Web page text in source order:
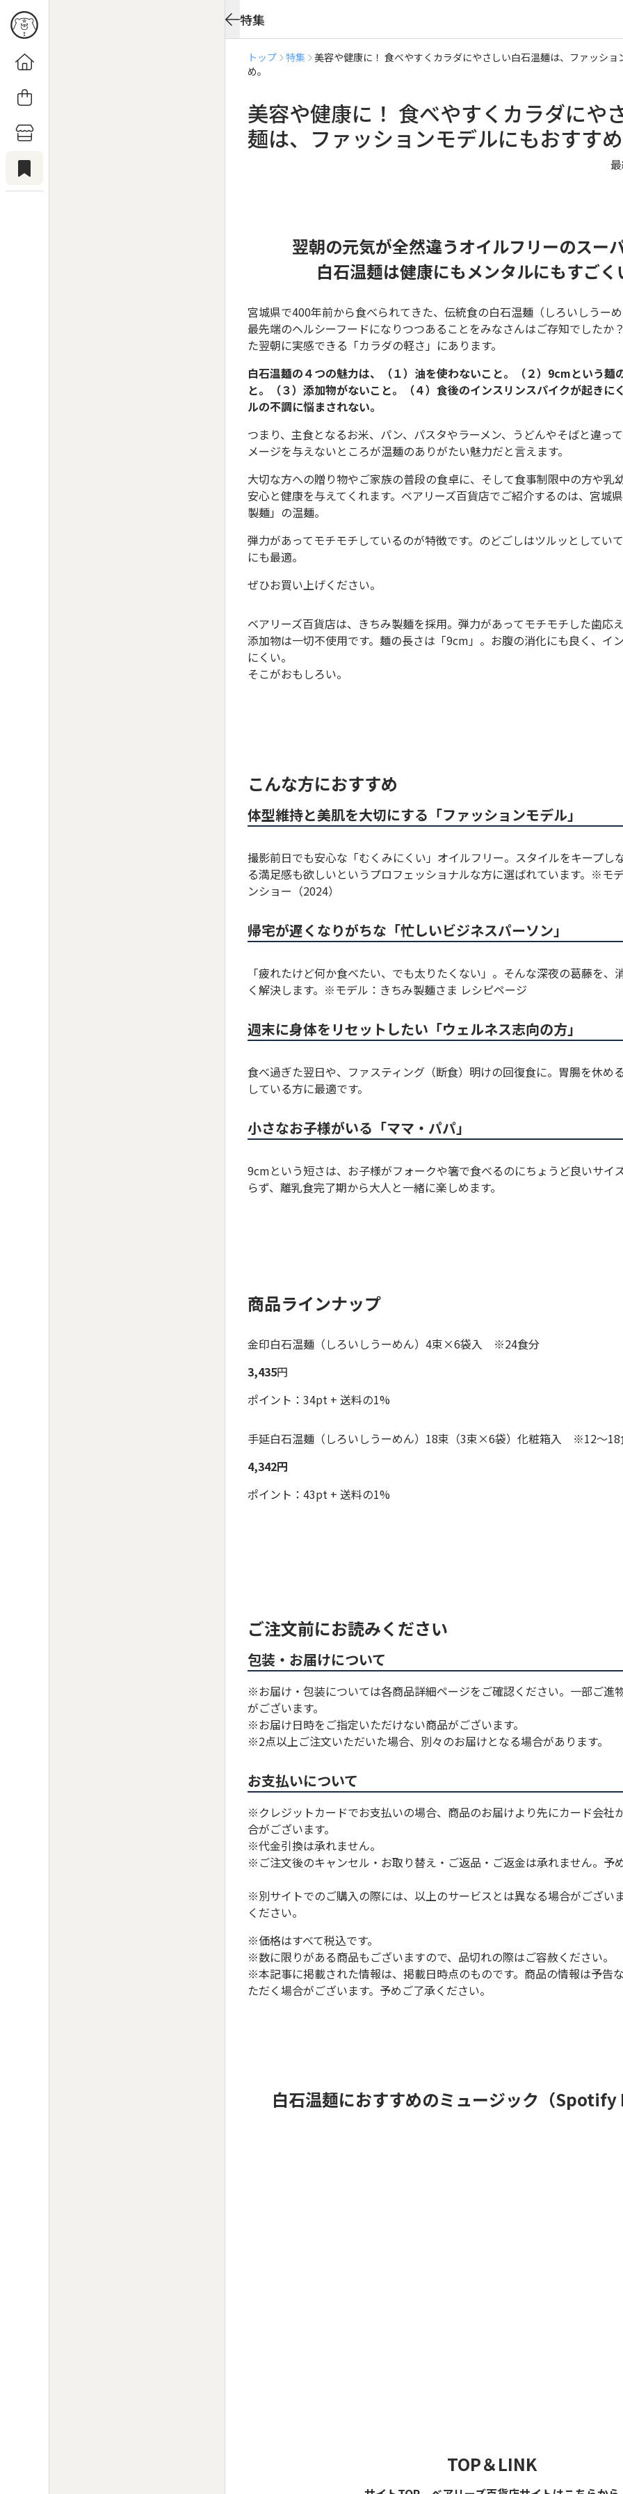
特集
トップ 特集
美容や健康に！ 食べやすくカラダにやさしい白石温麺は、ファッショ
め。
美容や健康に！ 食べやすくカラダにや
麺は、ファッションモデルにもおすす
翌朝の元気が全然違うオイルフリーのスー
白石温麺は健康にもメンタルにもすごく
宮城県で400年前から食べられてきた、伝統食の白石温麺（しろいしうー
最先端のヘルシーフードになりつつあることをみなさんはご存知でした
た翌朝に実感できる「カラダの軽さ」にあります。
白石温麺の４つの魅力は、（１）油を使わないこと。（２）9cmという麺
と。（３）添加物がないこと。（４）食後のインスリンスパイクが起きに
ルの不調に悩まされない。
つまり、主食となるお米、パン、パスタやラーメン、うどんやそばと違っ
メージを与えないところが温麺のありがたい魅力だと言えます。
大切な方への贈り物やご家族の普段の食卓に、そして食事制限中の方や乳
安心と健康を与えてくれます。ベアリーズ百貨店でご紹介するのは、宮城
製麺」の温麺。
弾力があってモチモチしているのが特徴です。のどごしはツルッとしてい
にも最適。
ぜひお買い上げください。
ベアリーズ百貨店は、きちみ製麺を採用。弾力があってモチモチした歯応
添加物は一切不使用です。麺の長さは「9cm」。お腹の消化にも良く、イ
にくい。
そこがおもしろい。
こんな方におすすめ
体型維持と美肌を大切にする「ファッションモデル」
撮影前日でも安心な「むくみにくい」オイルフリー。スタイルをキープし
る満足感も欲しいというプロフェッショナルな方に選ばれています。※モ
ンショー（2024）
帰宅が遅くなりがちな「忙しいビジネスパーソン」
「疲れたけど何か食べたい、でも太りたくない」。そんな深夜の葛藤を、
く解決します。※モデル：きちみ製麺さま レシピページ
週末に身体をリセットしたい「ウェルネス志向の方」
食べ過ぎた翌日や、ファスティング（断食）明けの回復食に。胃腸を休め
している方に最適です。
小さなお子様がいる「ママ・パパ」
9cmという短さは、お子様がフォークや箸で食べるのにちょうど良いサイ
らず、離乳食完了期から大人と一緒に楽しめます。
商品ラインナップ
金印白石温麺（しろいしうーめん）4束×6袋入 ※24食分
3,435円
ポイント：34pt + 送料の1%
手延白石温麺（しろいしうーめん）18束（3束×6袋）化粧箱入 ※12～18
4,342円
ポイント：43pt + 送料の1%
ご注文前にお読みください
包装・お届けについて
※お届け・包装については各商品詳細ページをご確認ください。一部ご進
がございます。
※お届け日時をご指定いただけない商品がございます。
※2点以上ご注文いただいた場合、別々のお届けとなる場合があります。
お支払いについて
※クレジットカードでお支払いの場合、商品のお届けより先にカード会社
合がございます。
※代金引換は承れません。
※ご注文後のキャンセル・お取り替え・ご返品・ご返金は承れません。予
※別サイトでのご購入の際には、以上のサービスとは異なる場合がござい
ください。
※価格はすべて税込です。
※数に限りがある商品もございますので、品切れの際はご容赦ください。
※本記事に掲載された情報は、掲載日時点のものです。商品の情報は予告
ただく場合がございます。予めご了承ください。
白石温麺におすすめのミュージック（
TOP＆LINK